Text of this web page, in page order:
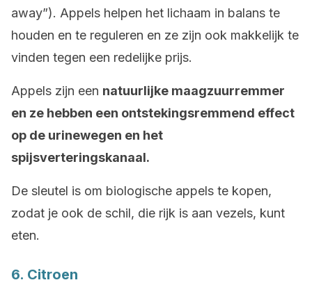
away”). Appels helpen het lichaam in balans te
houden en te reguleren en ze zijn ook makkelijk te
vinden tegen een redelijke prijs.
Appels zijn een natuurlijke maagzuurremmer
en ze hebben een ontstekingsremmend effect
op de urinewegen en het
spijsverteringskanaal.
De sleutel is om biologische appels te kopen,
zodat je ook de schil, die rijk is aan vezels, kunt
eten.
6. Citroen